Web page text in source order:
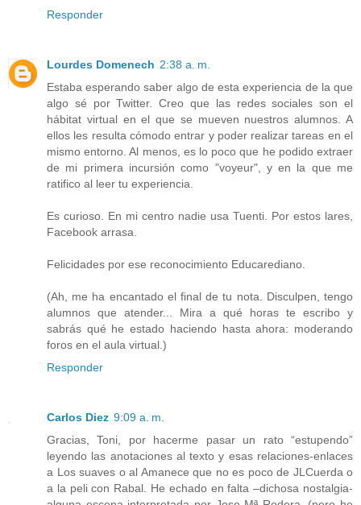
Responder
Lourdes Domenech 2:38 a. m.
Estaba esperando saber algo de esta experiencia de la que
algo sé por Twitter. Creo que las redes sociales son el
hábitat virtual en el que se mueven nuestros alumnos. A
ellos les resulta cómodo entrar y poder realizar tareas en el
mismo entorno. Al menos, es lo poco que he podido extraer
de mi primera incursión como "voyeur", y en la que me
ratifico al leer tu experiencia.
Es curioso. En mi centro nadie usa Tuenti. Por estos lares,
Facebook arrasa.
Felicidades por ese reconocimiento Educarediano.
(Ah, me ha encantado el final de tu nota. Disculpen, tengo
alumnos que atender... Mira a qué horas te escribo y
sabrás qué he estado haciendo hasta ahora: moderando
foros en el aula virtual.)
Responder
Carlos Diez 9:09 a. m.
Gracias, Toni, por hacerme pasar un rato “estupendo”
leyendo las anotaciones al texto y esas relaciones-enlaces
a Los suaves o al Amanece que no es poco de JLCuerda o
a la peli con Rabal. He echado en falta –dichosa nostalgia-